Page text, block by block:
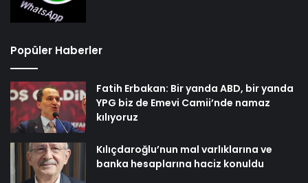
Popüler Haberler
Fatih Erbakan: Bir yanda ABD, bir yanda
YPG biz de Emevi Camii’nde namaz
kılıyoruz
Kılıçdaroğlu’nun mal varlıklarına ve
banka hesaplarına haciz konuldu